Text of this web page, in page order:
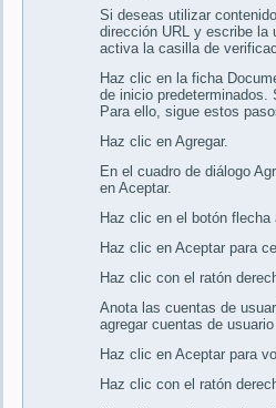
Si deseas utilizar
dirección URL y escribe la
activa la casilla de
Haz clic en la ficha
de inicio predeterminados.
Para ello, sigue estos
Haz clic en Agregar.
En el cuadro de diálogo
en Aceptar.
Haz clic en el botón
Haz clic en Aceptar para
Haz clic con el ratón
Anota las cuentas de
agregar cuentas de
Haz clic en Aceptar para
Haz clic con el ratón